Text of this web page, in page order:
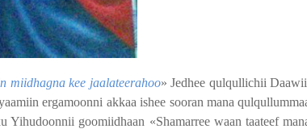
miidhagna kee jaalateerahoo» Jedhee qulqullichii
ergamoonni akkaa ishee sooran mana
goomiidhaan «Shamarree waan taateef